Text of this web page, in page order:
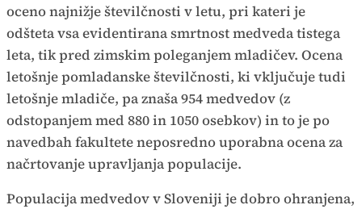
oceno najnižje številčnosti v letu, pri kateri je
odšteta vsa evidentirana smrtnost medveda tistega
leta, tik pred zimskim poleganjem mladičev. Ocena
letošnje pomladanske številčnosti, ki vključuje tudi
letošnje mladiče, pa znaša 954 medvedov (z
odstopanjem med 880 in 1050 osebkov) in to je po
navedbah fakultete neposredno uporabna ocena za
načrtovanje upravljanja populacije.
Populacija medvedov v Sloveniji je dobro ohranjena,